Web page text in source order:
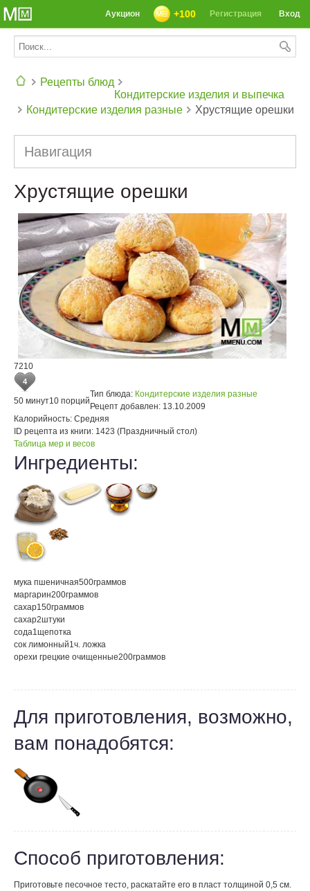
СЕГОДНЯ: 39142 РЕЦЕПТА
Вход
Регистрация
+100
Аукцион
Рецепты блюд
Кондитерские изделия и выпечка
Кондитерские изделия разные
Хрустящие орешки
Навигация
Хрустящие орешки
7210
4
50 минут10 порций
Тип блюда: Кондитерские изделия разные
Рецепт добавлен: 13.10.2009
Калорийность: Средняя
ID рецепта из книги: 1423 (Праздничный стол)
Таблица мер и весов
Ингредиенты:
мука пшеничная500граммов
маргарин200граммов
сахар150граммов
сахар2штуки
сода1щепотка
сок лимонный1ч. ложка
орехи грецкие очищенные200граммов
Для приготовления, возможно,
вам понадобятся:
Способ приготовления:
Приготовьте песочное тесто, раскатайте его в пласт толщиной 0,5 см.